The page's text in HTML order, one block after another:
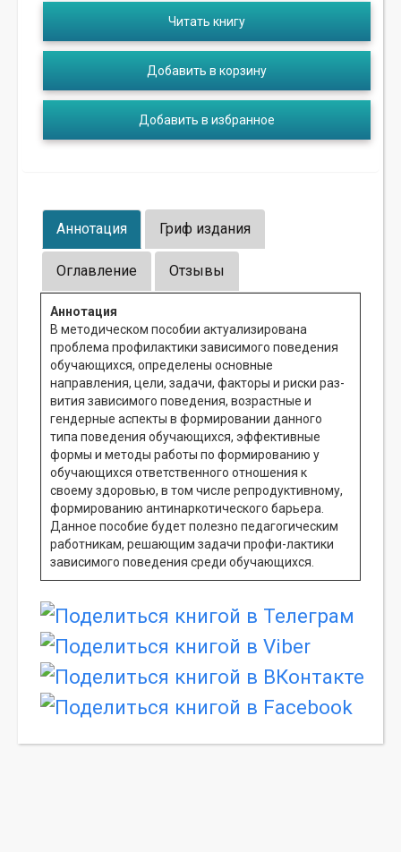
Читать книгу
Добавить в корзину
Добавить в избранное
Аннотация Гриф издания
Оглавление Отзывы
Аннотация
В методическом пособии актуализирована
проблема профилактики зависимого поведения
обучающихся, определены основные
направления, цели, задачи, факторы и риски раз-
вития зависимого поведения, возрастные и
гендерные аспекты в формировании данного
типа поведения обучающихся, эффективные
формы и методы работы по формированию у
обучающихся ответственного отношения к
своему здоровью, в том числе репродуктивному,
формированию антинаркотического барьера.
Данное пособие будет полезно педагогическим
работникам, решающим задачи профи-лактики
зависимого поведения среди обучающихся.